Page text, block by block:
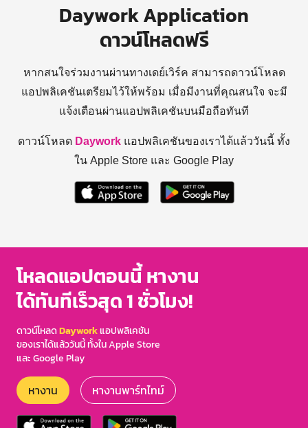
Daywork Application
ดาวน์โหลดฟรี
หากสนใจร่วมงานผ่านทางเดย์เวิร์ค สามารถดาวน์โหลด
แอปพลิเคชันเตรียมไว้ให้พร้อม เมื่อมีงานที่คุณสนใจ จะมี
แจ้งเตือนผ่านแอปพลิเคชันบนมือถือทันที
ดาวน์โหลด Daywork แอปพลิเคชันของเราได้แล้ววันนี้ ทั้ง
ใน Apple Store และ Google Play
โหลดแอปตอนนี้ หางาน
ได้ทันทีเร็วสุด 1 ชั่วโมง!
ดาวน์โหลดDayworkแอปพลิเคชัน
ของเราได้แล้ววันนี้ ทั้งใน Apple Store
และ Google Play
หางาน หางานพาร์ทไทม์